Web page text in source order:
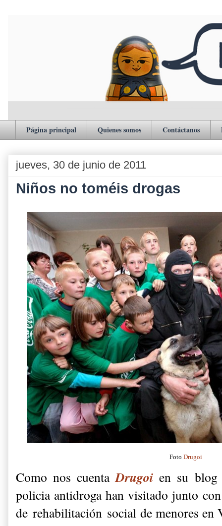
Página principal Quienes somos Contáctanos
jueves, 30 de junio de 2011
Niños no toméis drogas
Foto Drugoi
Como nos cuentaDrugoien su blog
policia antidroga han visitado junto
de rehabilitación social de menores en